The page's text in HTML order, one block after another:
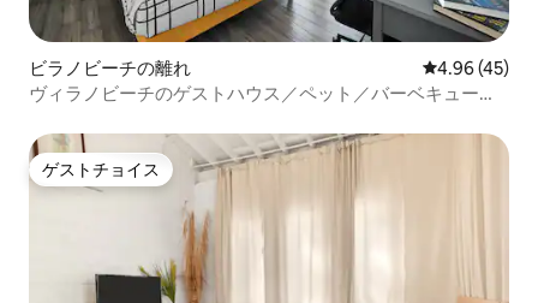
ビラノビーチの離れ レビュー45
4.96 (45)
ヴィラノビーチのゲストハウス／ペット／バーベキュー／
ゲストチョイス
ゲストチョイス